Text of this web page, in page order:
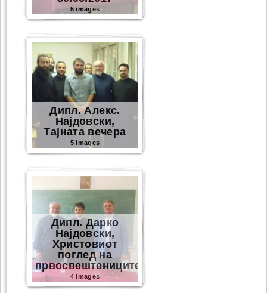
5 images
Дипл. Алекс.
Најдовски,
Тајната вечера
5 images
Дипл. Дарко
Најдовски,
Христовиот
поглед на
првосвештениците
4 images